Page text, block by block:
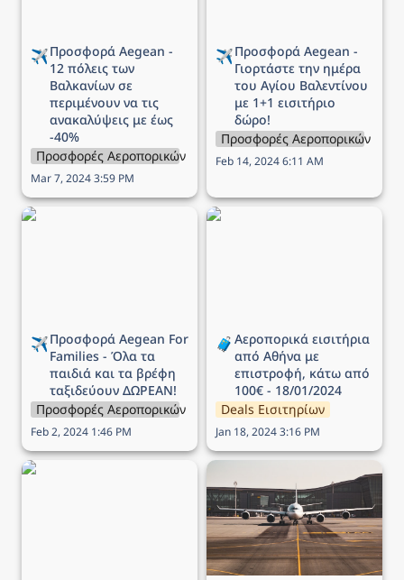
✈️Προσφορά Aegean -
12 πόλεις των
Βαλκανίων σε
περιμένουν να τις
ανακαλύψεις με έως
-40%
Προσφορές Αεροπορικών Εταιρειών
Mar 7, 2024 3:59 PM
✈️
Γιορτάστε την ημέρα
του Αγίου Βαλεντίνου
με 1+1 εισιτήριο
δώρο!
Προσφορές Αεροπορικών
Feb 14, 2024 6:11 AM
Προσφορά Aegean For
✈️Προσφορά Aegean For
Families - Όλα τα
παιδιά και τα βρέφη
ταξιδεύουν ΔΩΡΕΑΝ!
Προσφορές Αεροπορικών Εταιρειών
Feb 2, 2024 1:46 PM
Αεροπορικά εισιτήρια
🧳 Αεροπορικά εισιτήρια
από Αθήνα με
επιστροφή, κάτω από
100€ - 18/01/2024
Deals Εισιτηρίων
Jan 18, 2024 3:16 PM
Προσφορά Aegean -
Αεροπορικά εισιτήρια -
Deals 04/01/2024